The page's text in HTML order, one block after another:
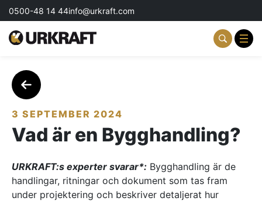
0500-48 14 44info@urkraft.com
Partnering & Samverkan
Event & Aktiviteter
Profil & Kommunikation
Aktuellt
3 SEPTEMBER 2024
Vad är en Bygghandling?
URKRAFT:s experter svarar*: Bygghandling är de
handlingar, ritningar och dokument som tas fram
under projektering och beskriver detaljerat hur